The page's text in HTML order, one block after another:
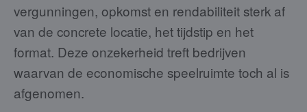
vergunningen, opkomst en rendabiliteit sterk af
van de concrete locatie, het tijdstip en het
format. Deze onzekerheid treft bedrijven
waarvan de economische speelruimte toch al is
afgenomen.